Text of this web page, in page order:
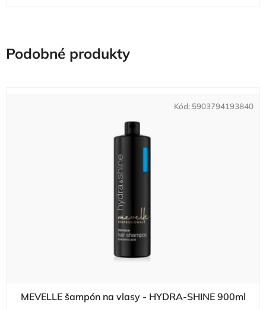
Podobné produkty
MEVELLE šampón na vlasy - HYDRA-SHINE 900ml
Kód: 5903794193840